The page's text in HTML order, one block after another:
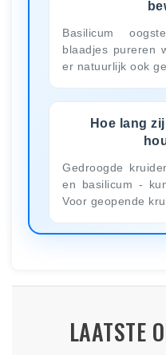
Basilicum
blaadjes pureren
er natuurlijk ook
Hoe lang
Gedroogde
en basilicum -
Voor geopende
LAATSTE